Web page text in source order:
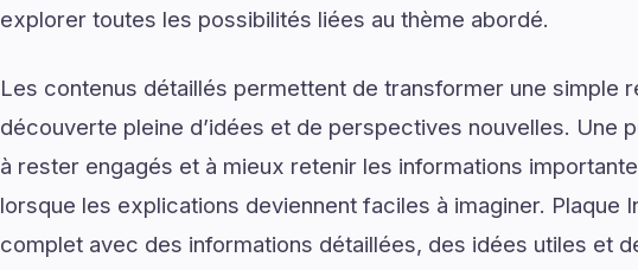
explorer toutes les possibilités liées au thème abordé.
Les contenus détaillés permettent de transformer une simple
découverte pleine d’idées et de perspectives nouvelles. Une
à rester engagés et à mieux retenir les informations
lorsque les explications deviennent faciles à imaginer. Plaque
complet avec des informations détaillées, des idées utiles et